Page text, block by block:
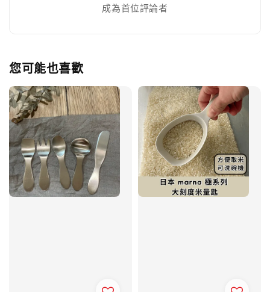
成為首位評論者
您可能也喜歡